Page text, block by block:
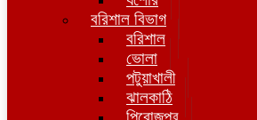
বরিশাল বিভাগ
বরিশাল
ভোলা
পটুয়াখালী
ঝালকাঠি